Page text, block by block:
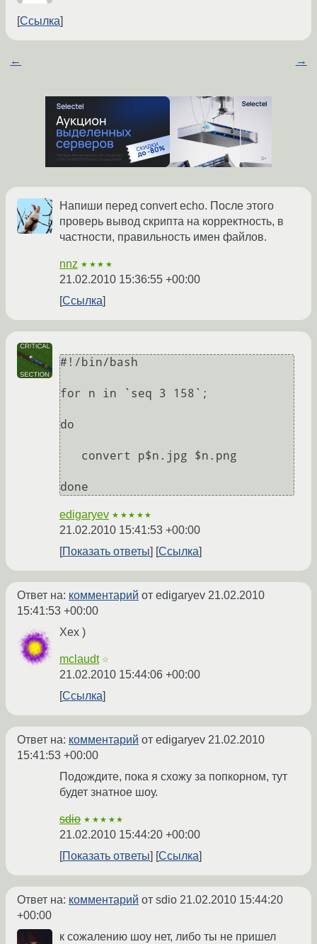
Ссылка
← →
Напиши перед convert echo. После этого
проверь вывод скрипта на корректность, в
частности, правильность имен файлов.
nnz ★★★★
21.02.2010 15:36:55 +00:00
Ссылка
#!/bin/bash
for n in `seq 3 158`;
do
done
edigaryev ★★★★★
21.02.2010 15:41:53 +00:00
Показать ответы
Ссылка
Ответ на: комментарий от edigaryev 21.02.2010
15:41:53 +00:00
Хех )
mclaudt ☆
21.02.2010 15:44:06 +00:00
Ссылка
Ответ на: комментарий от edigaryev 21.02.2010
15:41:53 +00:00
Подождите, пока я схожу за попкорном, тут
будет знатное шоу.
sdio ★★★★★
21.02.2010 15:44:20 +00:00
Показать ответы
Ссылка
Ответ на: комментарий от sdio 21.02.2010 15:44:20
+00:00
к сожалению шоу нет, либо ты не пришел